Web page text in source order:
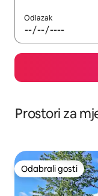
Odlazak
Prostori za
Odabrali gosti
Odabrali gosti